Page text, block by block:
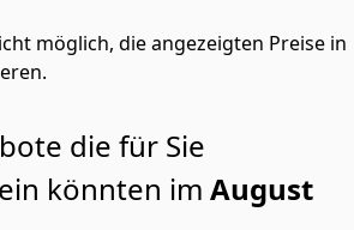
möglich, die angezeigten Preise in
die für Sie
könnten im August